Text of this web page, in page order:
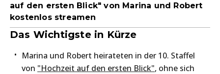
auf den ersten Blick" von Marina und Robert
kostenlos streamen
Das Wichtigste in Kürze
Marina und Robert heirateten in der 10. Staffel
von "Hochzeit auf den ersten Blick", ohne sich